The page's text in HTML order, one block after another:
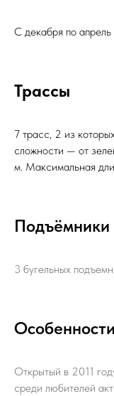
С декабря по апрель
Трассы
7 трасс, 2 из
сложности — от
м. Максимальная
Подъёмники
3 бугельных
Особенности
Открытый в 2011
среди любителей